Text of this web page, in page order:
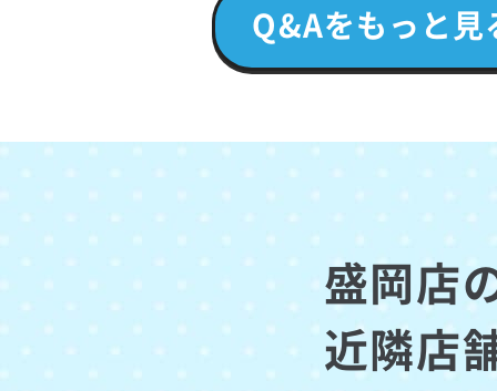
Q&Aをもっと見
盛岡店
近隣店